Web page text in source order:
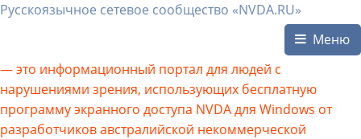
Русскоязычное сетевое сообщество «NVDA.RU»
Меню
— это информационный портал для людей с
нарушениями зрения, использующих бесплатную
программу экранного доступа NVDA для Windows от
разработчиков австралийской некоммерческой